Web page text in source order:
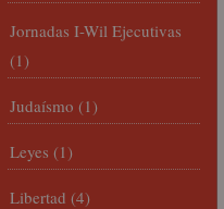
Jornadas I-Wil Ejecutivas
(1)
Judaísmo (1)
Leyes (1)
Libertad (4)